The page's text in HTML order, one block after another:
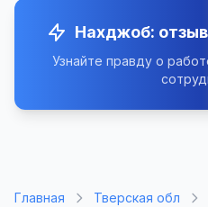
Нахджоб:
Узнайте правду о
Главная Тверская обл